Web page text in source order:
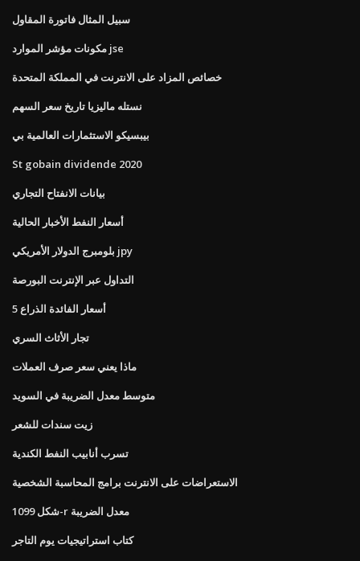
سبيل المثال فاتورة المقاول
مكونات مؤشر الموارد jse
خصائص المزاد على الانترنت في المملكة المتحدة
نستله ماليزيا تاريخ سعر السهم
بيبسيكو الاستثمارات العالمية بي
St gobain dividende 2020
بيانات الانفتاح التجاري
أسعار النفط الأخبار الحالية
بلومبرج الدولار الأمريكي jpy
التداول عبر الإنترنت البورصة
5 أسعار الفائدة الذراع
تجار الأثاث السري
ماذا يعني سعر صرف العملات
متوسط ​​معدل الضريبة في السويد
زيت سندات للشعر
تسرب أنابيب النفط الكندية
الاستعراضات على الانترنت برامج المحاسبة الشخصية
شكل 1099-r معدل الضريبة
كتاب استراتيجيات يوم التاجر